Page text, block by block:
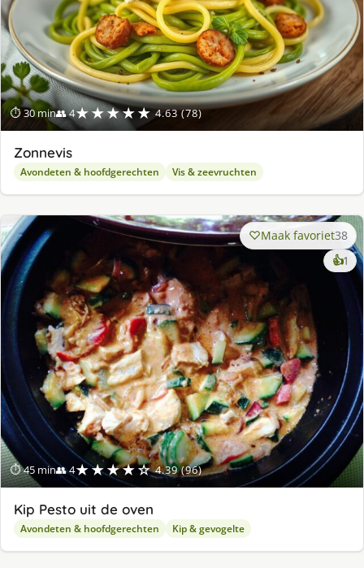
⏱ 30 min👥 4★★★★★ 4.63 (78)
Zonnevis
Avondeten & hoofdgerechten Vis & zeevruchten
⏱ 45 min👥 4★★★★☆ 4.39 (96)
Maak favoriet38
👍1
Kip Pesto uit de oven
Avondeten & hoofdgerechten Kip & gevogelte